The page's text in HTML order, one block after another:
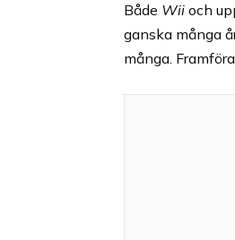
Både Wii och
ganska många
många.